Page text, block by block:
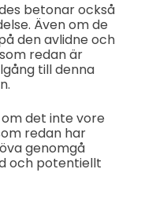
betonar också
Även om de
den avlidne och
redan är
till denna
det inte vore
redan har
genomgå
och potentiellt